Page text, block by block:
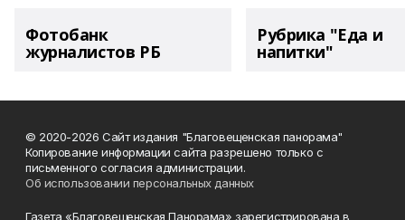
Фотобанк
журналистов РБ
Рубрика "Еда и
напитки"
© 2020-2026 Сайт издания "Благовещенская панорама"
Копирование информации сайта разрешено только с
письменного согласия администрации.
Об использовании персональных данных
Газета «Благовещенская Панорама» зарегистрирована в